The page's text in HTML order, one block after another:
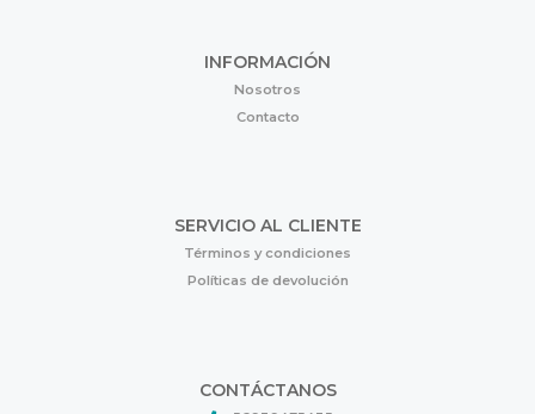
INFORMACIÓN
Nosotros
Contacto
SERVICIO AL CLIENTE
Términos y condiciones
Políticas de devolución
CONTÁCTANOS